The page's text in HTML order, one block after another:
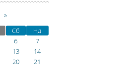
»
Сб
Нд
6
7
13
14
20
21